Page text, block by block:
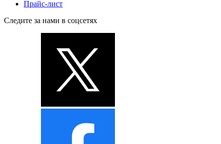
Прайс-лист
Следите за нами в соцсетях